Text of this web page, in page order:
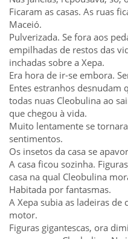
Ficaram as casas. As ruas
Maceió.
Pulverizada. Se fora aos
empilhadas de restos das
inchadas sobre a Xepa.
Era hora de ir-se embora.
Entes estranhos desnudam
todas nuas Cleobulina ao
que chegou à vida.
Muito lentamente se
sentimentos.
Os insetos da casa se
A casa ficou sozinha.
casa na qual Cleobulina
Habitada por fantasmas.
A Xepa subia as ladeiras de
motor.
Figuras gigantescas, ora